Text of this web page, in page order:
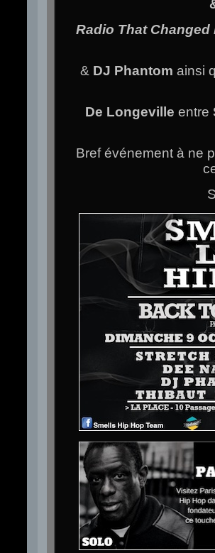
Radio That Changed
& DJ Phantom ainsi
De Longeville entre
Bref événement à ne